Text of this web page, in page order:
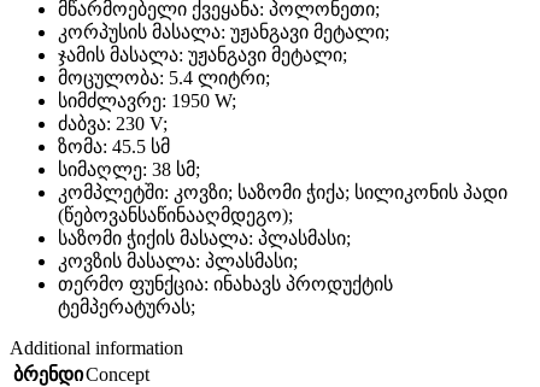
მწარმოებელი ქვეყანა: პოლონეთი;
კორპუსის მასალა: უჟანგავი მეტალი;
ჯამის მასალა: უჟანგავი მეტალი;
მოცულობა: 5.4 ლიტრი;
სიმძლავრე: 1950 W;
ძაბვა: 230 V;
ზომა: 45.5 სმ
სიმაღლე: 38 სმ;
კომპლეტში: კოვზი; საზომი ჭიქა; სილიკონის პადი
(წებოვანსაწინააღმდეგო);
საზომი ჭიქის მასალა: პლასმასი;
კოვზის მასალა: პლასმასი;
თერმო ფუნქცია: ინახავს პროდუქტის
ტემპერატურას;
Additional information
ბრენდიConcept